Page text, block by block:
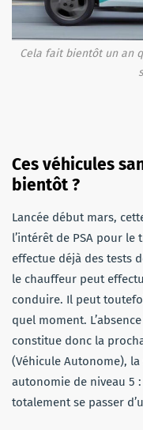
Cela fait bientôt un an
Ces véhicules
bientôt ?
Lancée début mars,
l’intérêt de PSA pour
effectue déjà des tests
le chauffeur peut
conduire. Il peut
quel moment.
constitue donc la
(Véhicule Autonome),
autonomie de niveau 5
totalement se passer